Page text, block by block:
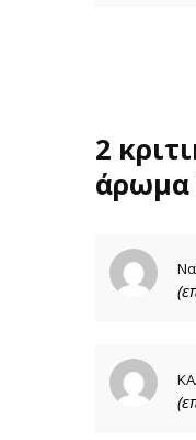
2
άρωμα